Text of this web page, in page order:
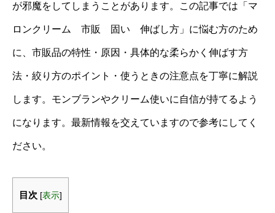
が邪魔をしてしまうことがあります。この記事では「マ
ロンクリーム 市販 固い 伸ばし方」に悩む方のため
に、市販品の特性・原因・具体的な柔らかく伸ばす方
法・絞り方のポイント・使うときの注意点を丁寧に解説
します。モンブランやクリーム使いに自信が持てるよう
になります。最新情報を交えていますので参考にしてく
ださい。
目次 [表示]